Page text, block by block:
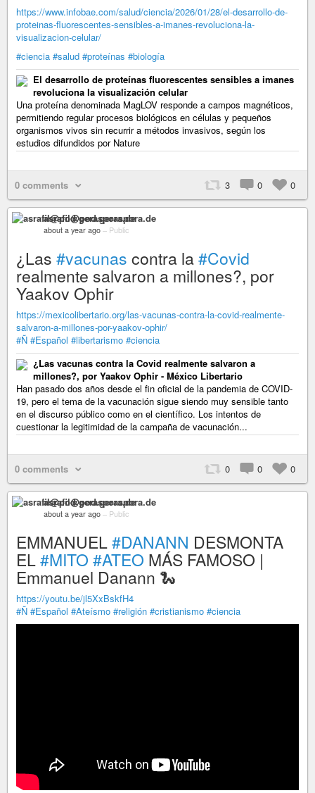
https://www.infobae.com/salud/ciencia/2026/01/28/el-desarrollo-de-
proteinas-fluorescentes-sensibles-a-imanes-revoluciona-la-
visualizacion-celular/
#ciencia #salud #proteínas #biología
El desarrollo de proteínas fluorescentes sensibles a imanes
revoluciona la visualización celular
Una proteína denominada MagLOV responde a campos magnéticos,
permitiendo regular procesos biológicos en células y pequeños
organismos vivos sin recurrir a métodos invasivos, según los
estudios difundidos por Nature
0 comments 3 0 0
asrafil@pod.geraspora.de
about a year ago – Public
¿Las #vacunas contra la#Covid
realmente salvaron a millones?, por
Yaakov Ophir
https://mexicolibertario.org/las-vacunas-contra-la-covid-realmente-
salvaron-a-millones-por-yaakov-ophir/
#Ñ #Español #libertarismo #ciencia
¿Las vacunas contra la Covid realmente salvaron a
millones?, por Yaakov Ophir - México Libertario
Han pasado dos años desde el fin oficial de la pandemia de COVID-
19, pero el tema de la vacunación sigue siendo muy sensible tanto
en el discurso público como en el científico. Los intentos de
cuestionar la legitimidad de la campaña de vacunación...
0 comments 0 0 0
asrafil@pod.geraspora.de
about a year ago – Public
EMMANUEL#DANANN DESMONTA
EL#MITO #ATEO MÁS FAMOSO |
Emmanuel Danann 🐍
https://youtu.be/jl5XxBskfH4
#Ñ #Español #Ateísmo #religión #cristianismo #ciencia